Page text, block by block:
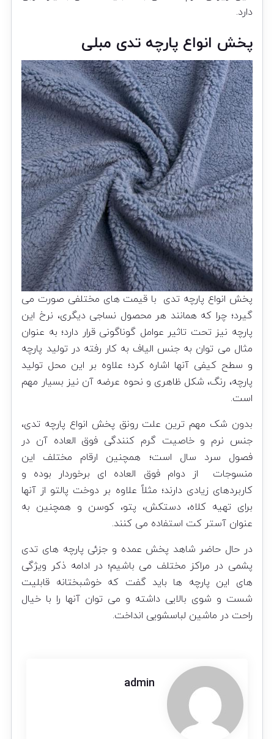
دارد.
پخش انواع پارچه تدی مبلی
پخش انواع پارچه تدی با قیمت های مختلفی صورت می
گیرد؛ چرا که همانند هر محصول نساجی دیگری، نرخ این
پارچه نیز تحت تاثیر عوامل گوناگونی قرار دارد؛ به عنوان
مثال می توان به جنس الیاف به کار رفته در تولید پارچه
و سطح کیفی آنها اشاره کرد؛ علاوه بر این محل تولید
پارچه، رنگ، شکل ظاهری و نحوه عرضه آن نیز بسیار مهم
است.
بدون شک مهم ترین علت رونق پخش انواع پارچه تدی،
جنس نرم و خاصیت گرم کنندگی فوق العاده آن در
فصول سرد سال است؛ همچنین ارقام مختلف این
منسوجات از دوام فوق العاده ای برخوردار بوده و
کاربردهای زیادی دارند؛ مثلاً علاوه بر دوخت پالتو از آنها
برای تهیه کلاه، دستکش، پتو، کوسن و همچنین به
عنوان آستر کت استفاده می کنند.
در حال حاضر شاهد پخش عمده و جزئی پارچه های تدی
پشمی در مراکز مختلف می باشیم؛ در ادامه ذکر ویژگی
های این پارچه ها باید گفت که خوشبختانه قابلیت
شست و شوی بالایی داشته و می توان آنها را با خیال
راحت در ماشین لباسشویی انداخت.
admin